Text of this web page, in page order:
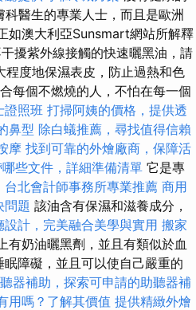
科醫生的專業人士，而且是歐洲
如澳大利亞Sunsmart網站所解釋
擾紫外線接觸的快速曬黑油，請
程度地保濕表皮，防止過熱和色
每個不燃燒的人，不怕在每一個
證照班 打掃阿姨的價格，提供透
鼻型 除白蟻推薦，尋找值得信賴
摩 找到可靠的外燴廠商，保障活
些文件，詳細準備清單 它是專
台北會計師事務所專業推薦 商用
問題 該油含有保濕和滋養成分，
計，完美融合美學與實用 搬家
有奶油曬黑劑，並且有類似於血
障礙，並且可以使自己嚴重的
器補助，探索可申請的助聽器補
用嗎？了解其價值 提供精緻外燴